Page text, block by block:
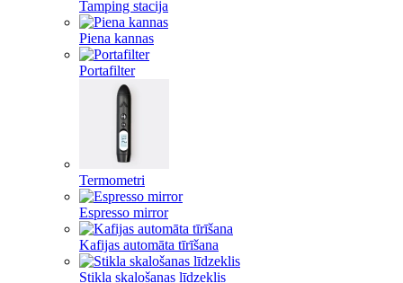
Tamping stacija
Piena kannas
Portafilter
Termometri
Espresso mirror
Kafijas automāta tīrīšana
Stikla skalošanas līdzeklis